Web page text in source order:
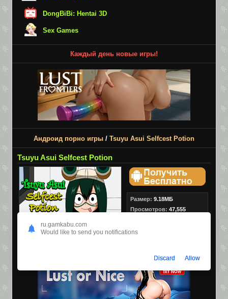
DongBiBi: Hentai 3D
Sex Games
Каждый день новые игры!
Андроид порно игры / Tsuyu Asui Selfcest Potion
Tsuyu Asui Selfcest Potion
Размер: 9.18МБ
Просмотров: 47,555
ru.gamkabu.com
Would like to send you notifications
Discard Allow